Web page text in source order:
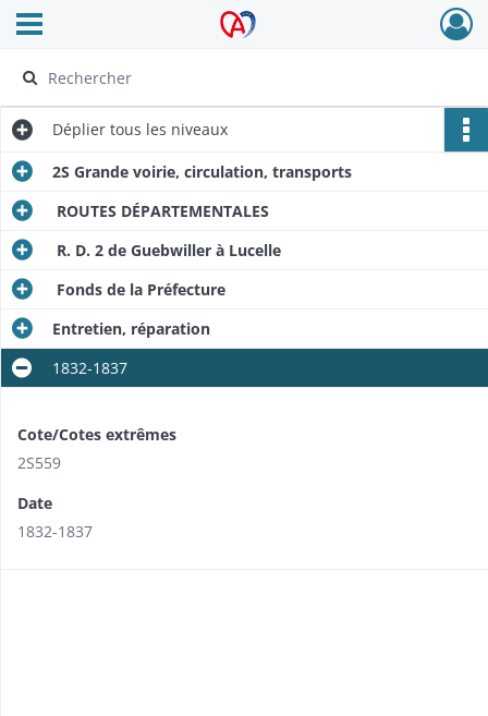
Archives Alsace - Colmar
Ouvrir le menu déroulant
Déplier tous les niveaux
2S Grande voirie, circulation, transports
ROUTES DÉPARTEMENTALES
R. D. 2 de Guebwiller à Lucelle
Fonds de la Préfecture
Entretien, réparation
1832-1837
Cote/Cotes extrêmes
2S559
Date
1832-1837